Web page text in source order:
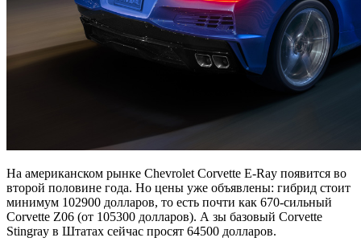
На американском рынке Chevrolet Corvette E-Ray появится во
второй половине года. Но цены уже объявлены: гибрид стоит
минимум 102900 долларов, то есть почти как 670-сильный
Corvette Z06 (от 105300 долларов). А зы базовый Corvette
Stingray в Штатах сейчас просят 64500 долларов.